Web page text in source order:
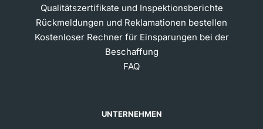
Qualitätszertifikate und Inspektionsberichte
Rückmeldungen und Reklamationen bestellen
Kostenloser Rechner für Einsparungen bei der
Beschaffung
FAQ
UNTERNEHMEN